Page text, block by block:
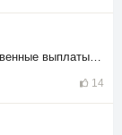
14